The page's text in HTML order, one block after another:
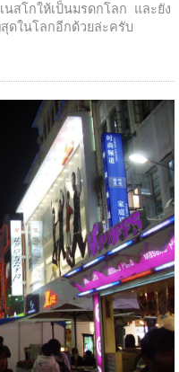
นสโกให้เป็นมรดกโลก และยัง
ดในโลกอีกด้วยล่ะครับ